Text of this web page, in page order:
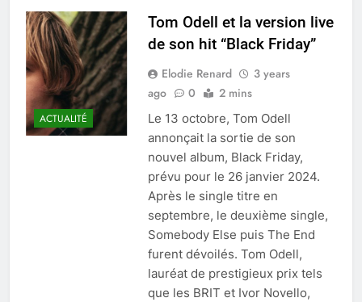
ACTUALITÉ
Tom Odell et la version live
de son hit “Black Friday”
Elodie Renard
3 years
ago
0 2 mins
Le 13 octobre, Tom Odell
annonçait la sortie de son
nouvel album, Black Friday,
prévu pour le 26 janvier 2024.
Après le single titre en
septembre, le deuxième single,
Somebody Else puis The End
furent dévoilés. Tom Odell,
lauréat de prestigieux prix tels
que les BRIT et Ivor Novello,